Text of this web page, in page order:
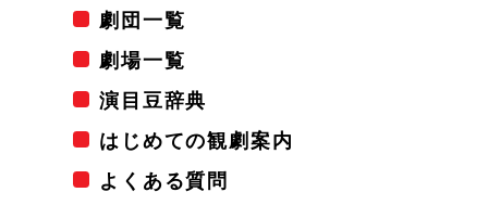
劇団一覧
劇場一覧
演目豆辞典
はじめての観劇案内
よくある質問